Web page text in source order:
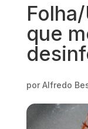
que
por Alfredo